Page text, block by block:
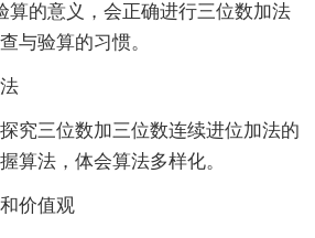
算的意义，会正确进行三位数加法
与验算的习惯。
究三位数加三位数连续进位加法的
算法，体会算法多样化。
价值观